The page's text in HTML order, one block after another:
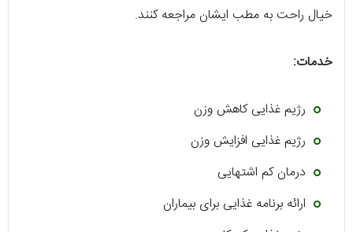
خیال راحت به مطب ایشان مراجعه کنند.
خدمات:
رژیم غذایی کاهش وزن
رژیم غذایی افزایش وزن
درمان کم اشتهایی
ارائه برنامه غذایی برای بیماران